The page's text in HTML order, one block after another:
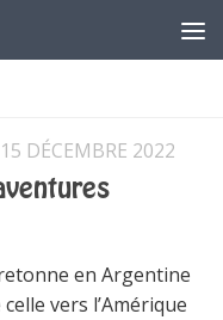
15 DÉCEMBRE 2022
en Argentine
vers l’Amérique